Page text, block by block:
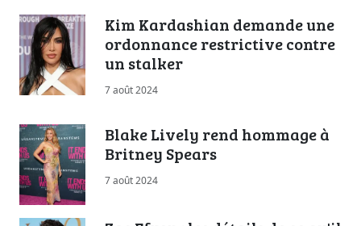
Kim Kardashian demande une
ordonnance restrictive contre
un stalker
7 août 2024
Blake Lively rend hommage à
Britney Spears
7 août 2024